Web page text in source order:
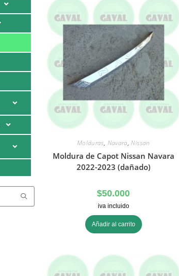
Molduras, Navara,Nissan
Moldura de Capot Nissan Navara
2022-2023 (dañado)
$50.000
iva incluido
Añadir al carrito